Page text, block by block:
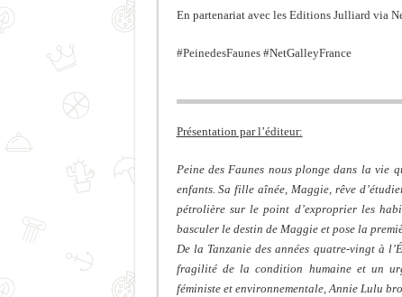
En partenariat avec les Editions Julliard via
#PeinedesFaunes #NetGalleyFrance
Présentation par l’éditeur:
Peine des Faunes nous plonge dans la vie
enfants. Sa fille aînée, Maggie, rêve
pétrolière sur le point d’exproprier les
basculer le destin de Maggie et pose la
De la Tanzanie des années quatre-vingt à
fragilité de la condition humaine et un
féministe et environnementale, Annie Lulu